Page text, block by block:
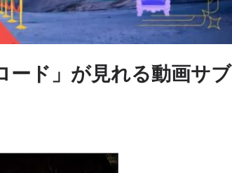
ード」が見れる動画サブ